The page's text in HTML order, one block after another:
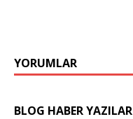
YORUMLAR
BLOG HABER YAZILAR